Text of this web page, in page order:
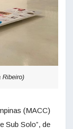
Ribeiro)
(MACC)
Sub Solo”, de